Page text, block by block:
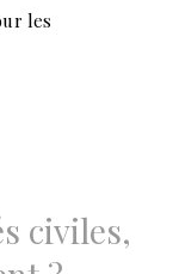
les
civiles,